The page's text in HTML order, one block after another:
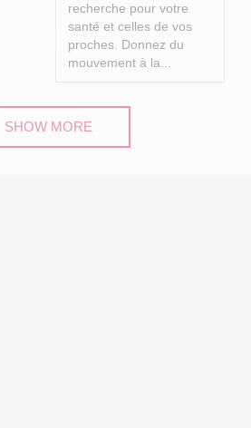
recherche pour votre
santé et celles de vos
proches. Donnez du
mouvement à la...
SHOW MORE